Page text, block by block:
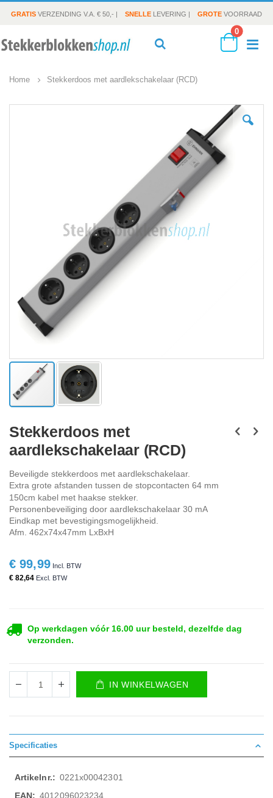
GRATIS VERZENDING V.A. € 50,- | SNELLE LEVERING | GROTE VOORRAAD
Cart
0
Home Stekkerdoos met aardlekschakelaar (RCD)
naar
het
begin
de
afbeeldingen-
gallerij
Stekkerdoos met
aardlekschakelaar (RCD)
Beveiligde stekkerdoos met aardlekschakelaar.
Extra grote afstanden tussen de stopcontacten 64 mm
150cm kabel met haakse stekker.
Personenbeveiliging door aardlekschakelaar 30 mA
Eindkap met bevestigingsmogelijkheid.
Afm. 462x74x47mm LxBxH
€ 99,99
€ 82,64
Op werkdagen vóór 16.00 uur besteld, dezelfde dag
verzonden.
IN WINKELWAGEN
Specificaties
Meer
informatie
0221x00042301
4012096023234